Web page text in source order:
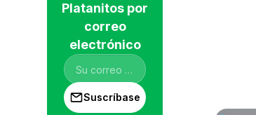
Platanitos por
correo
electrónico
Suscríbase